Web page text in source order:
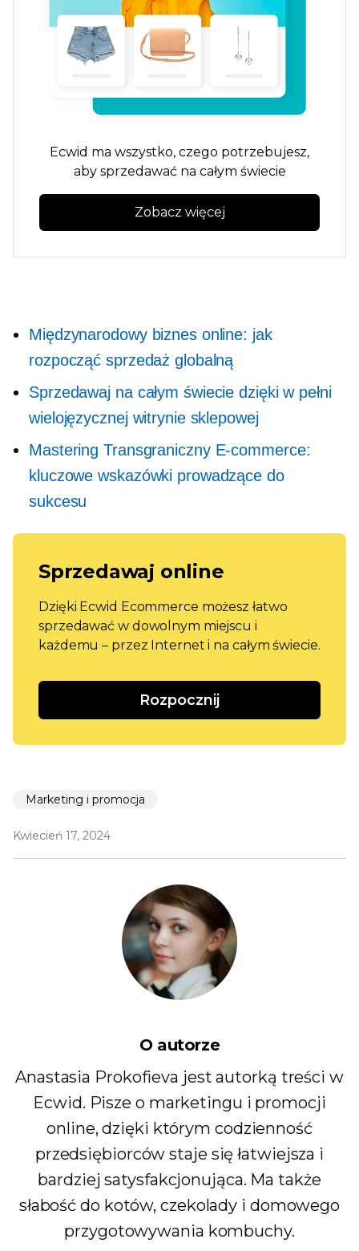
Ecwid ma wszystko, czego potrzebujesz,
aby sprzedawać na całym świecie
Zobacz więcej
Międzynarodowy biznes online: jak
rozpocząć sprzedaż globalną
Sprzedawaj na całym świecie dzięki w pełni
wielojęzycznej witrynie sklepowej
MasteringTransgranicznyE-commerce:
kluczowe wskazówki prowadzące do
sukcesu
Sprzedawaj online
Dzięki Ecwid Ecommerce możesz łatwo
sprzedawać w dowolnym miejscu i
każdemu – przez Internet i na całym świecie.
Rozpocznij
Marketing i promocja
Kwiecień 17, 2024
O autorze
Anastasia Prokofieva jest autorką treści w
Ecwid. Pisze o marketingu i promocji
online, dzięki którym codzienność
przedsiębiorców staje się łatwiejsza i
bardziej satysfakcjonująca. Ma także
słabość do kotów, czekolady i domowego
przygotowywania kombuchy.